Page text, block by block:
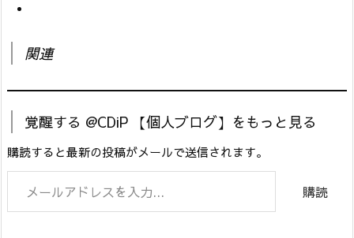
関連
覚醒する @CDiP 【個人ブログ】をもっと見る
購読すると最新の投稿がメールで送信されます。
メールアドレスを入力...
購読